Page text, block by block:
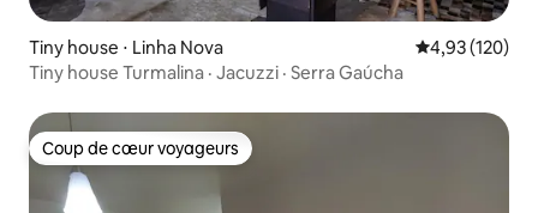
Tiny house ⋅ Linha Nova Évaluation
4,93 (120)
Tiny house Turmalina · Jacuzzi · Serra Gaúcha
Coup de cœur voyageurs
Coup de cœur voyageurs